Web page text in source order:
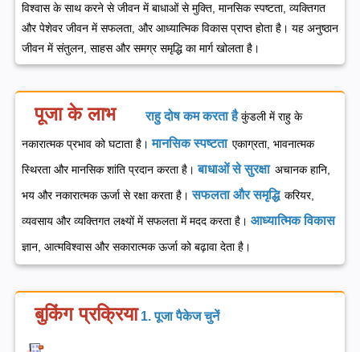
विश्वास के साथ करने से जीवन में बाधाओं से मुक्ति, मानसिक स्पष्टता, व्यक्तिगत
और पेशेवर जीवन में सफलता, और आध्यात्मिक विकास प्राप्त होता है। यह अनुष्ठान
जीवन में संतुलन, साहस और समग्र समृद्धि का मार्ग खोलता है।
पूजा के लाभ राहु दोष कम करता है कुंडली में राहु के
नकारात्मक प्रभाव को घटाता है। मानसिक स्पष्टता एकाग्रता, भावनात्मक
स्थिरता और मानसिक शांति प्रदान करता है। बाधाओं से सुरक्षा अचानक हानि,
भय और नकारात्मक ऊर्जा से रक्षा करता है। सफलता और समृद्धि करियर,
व्यवसाय और व्यक्तिगत लक्ष्यों में सफलता में मदद करता है। आध्यात्मिक विकास
ज्ञान, आत्मविश्वास और सकारात्मक ऊर्जा को बढ़ावा देता है।
बुकिंग प्रक्रिया 1. पूजा पैकेज चुनें